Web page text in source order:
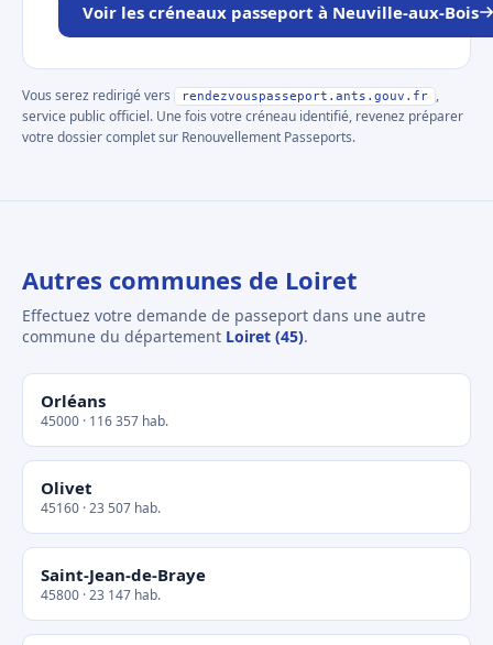
Voir les créneaux passeport à Neuville-aux-Bois
Vous serez redirigé vers rendezvouspasseport.ants.gouv.fr
,
service public officiel. Une fois votre créneau identifié, revenez préparer
votre dossier complet sur Renouvellement Passeports.
Autres communes de Loiret
Effectuez votre demande de passeport dans une autre
commune du département Loiret (45).
Orléans
45000 · 116 357 hab.
Olivet
45160 · 23 507 hab.
Saint-Jean-de-Braye
45800 · 23 147 hab.